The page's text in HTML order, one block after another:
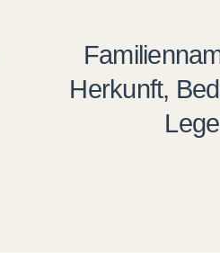
Herkunft,